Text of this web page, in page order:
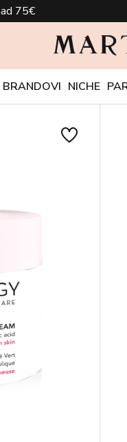
75€
BRANDOVI NICHE